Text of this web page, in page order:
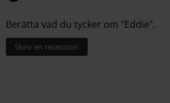
Berätta vad du tycker om "Eddie".
Skriv en recension